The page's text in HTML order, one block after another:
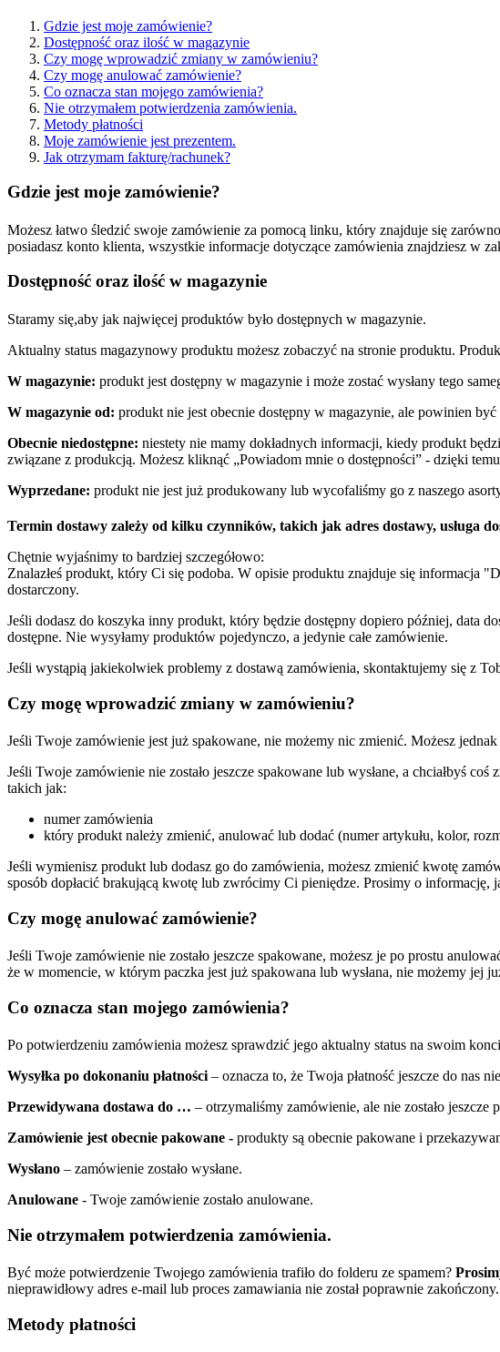
Gdzie jest moje zamówienie?
Dostępność oraz ilość w magazynie
Czy mogę wprowadzić zmiany w zamówieniu?
Czy mogę anulować zamówienie?
Co oznacza stan mojego zamówienia?
Nie otrzymałem potwierdzenia zamówienia.
Metody płatności
Moje zamówienie jest prezentem.
Jak otrzymam fakturę/rachunek?
Gdzie jest moje zamówienie?
Możesz łatwo śledzić swoje zamówienie za pomocą linku, który znajduje się
posiadasz konto klienta, wszystkie informacje dotyczące zamówienia znajdziesz w
Dostępność oraz ilość w magazynie
Staramy się,aby jak najwięcej produktów było dostępnych w magazynie.
Aktualny status magazynowy produktu możesz zobaczyć na stronie produktu.
W magazynie: produkt jest dostępny w magazynie i może zostać wysłany tego
W magazynie od: produkt nie jest obecnie dostępny w magazynie, ale powinien
Obecnie niedostępne: niestety nie mamy dokładnych informacji, kiedy produkt
związane z produkcją. Możesz kliknąć „Powiadom mnie o dostępności” - dzięki
Wyprzedane: produkt nie jest już produkowany lub wycofaliśmy go z naszego
Termin dostawy zależy od kilku czynników, takich jak adres dostawy, usługa
Chętnie wyjaśnimy to bardziej szczegółowo:
Znalazłeś produkt, który Ci się podoba. W opisie produktu znajduje się informacja
dostarczony.
Jeśli dodasz do koszyka inny produkt, który będzie dostępny dopiero później, data
dostępne. Nie wysyłamy produktów pojedynczo, a jedynie całe zamówienie.
Jeśli wystąpią jakiekolwiek problemy z dostawą zamówienia, skontaktujemy się z
Czy mogę wprowadzić zmiany w zamówieniu?
Jeśli Twoje zamówienie jest już spakowane, nie możemy nic zmienić. Możesz
Jeśli Twoje zamówienie nie zostało jeszcze spakowane lub wysłane, a chciałbyś
takich jak:
numer zamówienia
który produkt należy zmienić, anulować lub dodać (numer artykułu, kolor,
Jeśli wymienisz produkt lub dodasz go do zamówienia, możesz zmienić kwotę
sposób dopłacić brakującą kwotę lub zwrócimy Ci pieniędze. Prosimy o
Czy mogę anulować zamówienie?
Jeśli Twoje zamówienie nie zostało jeszcze spakowane, możesz je po prostu
że w momencie, w którym paczka jest już spakowana lub wysłana, nie możemy jej
Co oznacza stan mojego zamówienia?
Po potwierdzeniu zamówienia możesz sprawdzić jego aktualny status na swoim
Wysyłka po dokonaniu płatności – oznacza to, że Twoja płatność jeszcze do nas
Przewidywana dostawa do … – otrzymaliśmy zamówienie, ale nie zostało
Zamówienie jest obecnie pakowane - produkty są obecnie pakowane i
Wysłano – zamówienie zostało wysłane.
Anulowane - Twoje zamówienie zostało anulowane.
Nie otrzymałem potwierdzenia zamówienia.
Być może potwierdzenie Twojego zamówienia trafiło do folderu ze spamem?
nieprawidłowy adres e-mail lub proces zamawiania nie został poprawnie
Metody płatności